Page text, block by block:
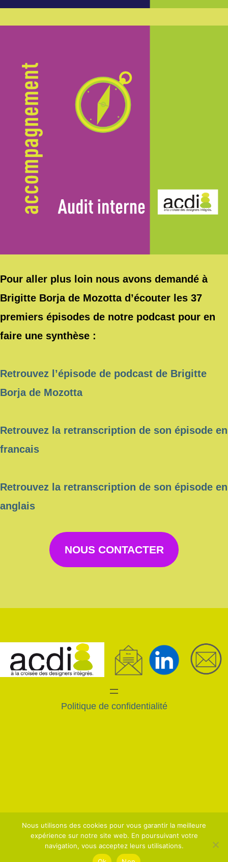
Pour aller plus loin nous avons demandé à
Brigitte Borja de Mozotta d’écouter les 37
premiers épisodes de notre podcast pour en
faire une synthèse :
Retrouvez l’épisode de podcast de Brigitte
Borja de Mozotta
Retrouvez la retranscription de son épisode en
francais
Retrouvez la retranscription de son épisode en
anglais
NOUS CONTACTER
Politique de confidentialité
Nous utilisons des cookies pour vous garantir la meilleure
expérience sur notre site web. En poursuivant votre
navigation, vous acceptez leurs utilisations.